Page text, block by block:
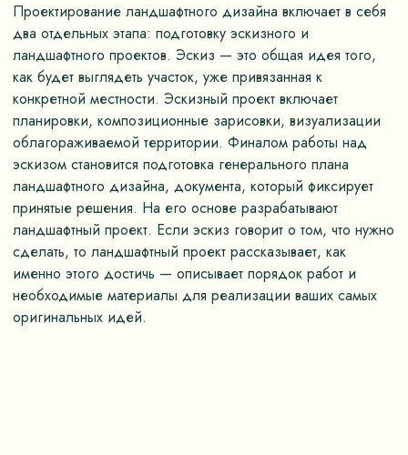
Проектирование ландшафтного дизайна включает в себя
два отдельных этапа: подготовку эскизного и
ландшафтного проектов. Эскиз — это общая идея того,
как будет выглядеть участок, уже привязанная к
конкретной местности. Эскизный проект включает
планировки, композиционные зарисовки, визуализации
облагораживаемой территории. Финалом работы над
эскизом становится подготовка генерального плана
ландшафтного дизайна, документа, который фиксирует
принятые решения. На его основе разрабатывают
ландшафтный проект. Если эскиз говорит о том, что нужно
сделать, то ландшафтный проект рассказывает, как
именно этого достичь — описывает порядок работ и
необходимые материалы для реализации ваших самых
оригинальных идей.